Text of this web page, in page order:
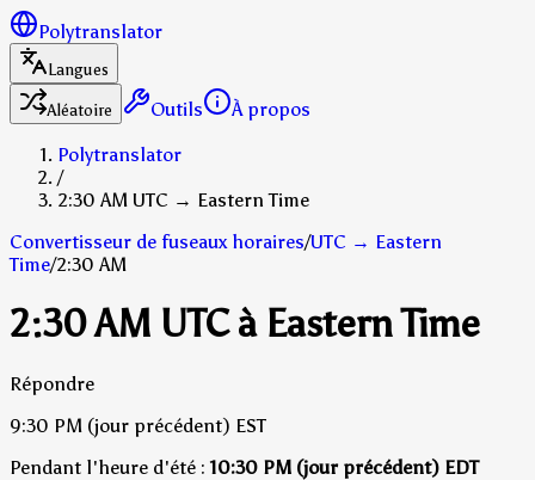
Polytranslator
Langues
Aléatoire
Outils
À propos
Polytranslator
/
2:30 AM UTC → Eastern Time
Convertisseur de fuseaux horaires/UTC → Eastern
Time/2:30 AM
2:30 AM UTC à Eastern Time
Répondre
9:30 PM (jour précédent) EST
Pendant l'heure d'été : 10:30 PM (jour précédent) EDT